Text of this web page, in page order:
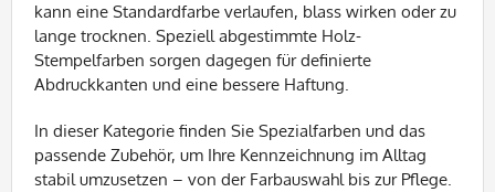
kann eine Standardfarbe verlaufen, blass wirken oder zu
lange trocknen. Speziell abgestimmte Holz-
Stempelfarben sorgen dagegen für definierte
Abdruckkanten und eine bessere Haftung.
In dieser Kategorie finden Sie Spezialfarben und das
passende Zubehör, um Ihre Kennzeichnung im Alltag
stabil umzusetzen – von der Farbauswahl bis zur Pflege.